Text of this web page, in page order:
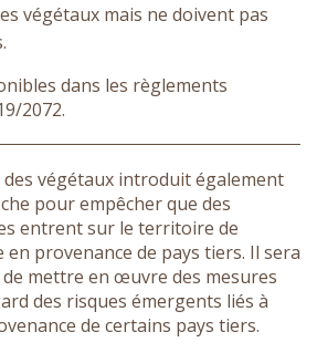
végétaux mais ne doivent pas
dans les règlements
2072.
végétaux introduit également
pour empêcher que des
entrent sur le territoire de
en provenance de pays tiers. Il sera
mettre en œuvre des mesures
des risques émergents liés à
de certains pays tiers.